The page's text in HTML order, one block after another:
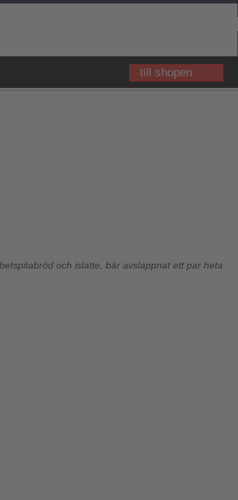
till shopen
och islatte, bär avslappnat ett par heta